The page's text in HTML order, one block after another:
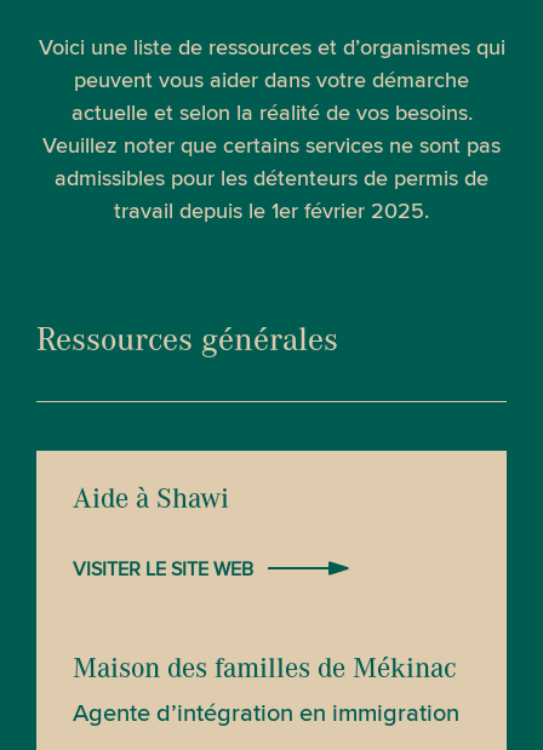
Voici une liste de ressources et d’organismes qui
peuvent vous aider dans votre démarche
actuelle et selon la réalité de vos besoins.
Veuillez noter que certains services ne sont pas
admissibles pour les détenteurs de permis de
travail depuis le 1er février 2025.
Ressources générales
Aide à Shawi
VISITER LE SITE WEB
Maison des familles de Mékinac
Agente d’intégration en immigration